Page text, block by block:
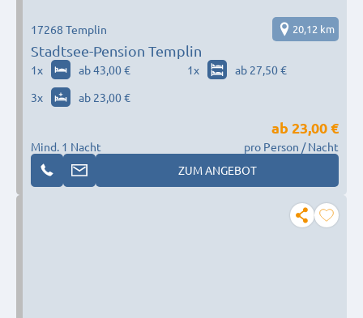
Stadtsee-Pension Templin
17268 Templin 20,12 km
1x ab 43,00 € 1x
ab 27,50 €
3x ab 23,00 €
Mind. 1 Nacht
ab 23,00 €
pro Person / Nacht
ZUM ANGEBOT